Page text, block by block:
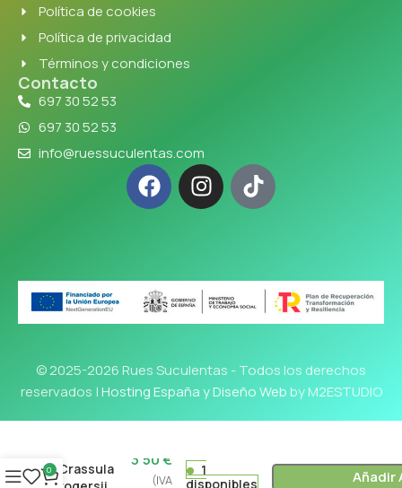
Política de cookies
Política de privacidad
Términos y condiciones
Contacto
697 30 52 53
697 30 52 53
info@ruessuculentas.com
© 2025-2026 Rues Suculentas - Todos los derechos
reservados |Hosting España y Diseño Webby M2ESTUDIO
Crassula
3'50€
(IVA
1
disponibles
Añadir
0